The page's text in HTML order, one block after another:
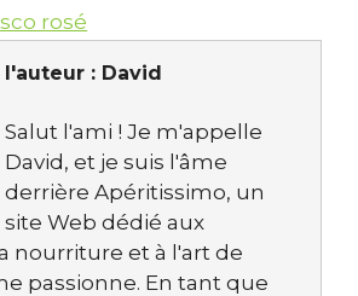
rosé
l'auteur : David
Salut l'ami ! Je m'appelle
David, et je suis l'âme
derrière Apéritissimo, un
site Web dédié aux
nourriture et à l'art de
passionne. En tant que